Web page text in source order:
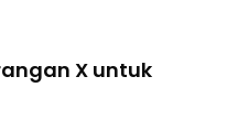
X untuk